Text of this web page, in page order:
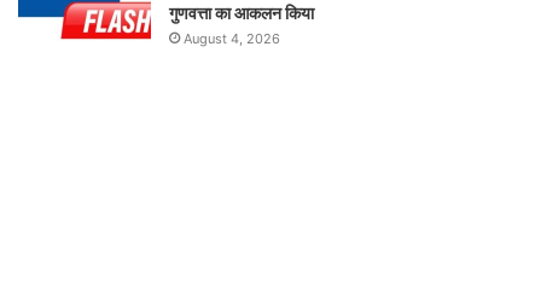
गुणवत्ता का आकलन किया
August 4, 2026